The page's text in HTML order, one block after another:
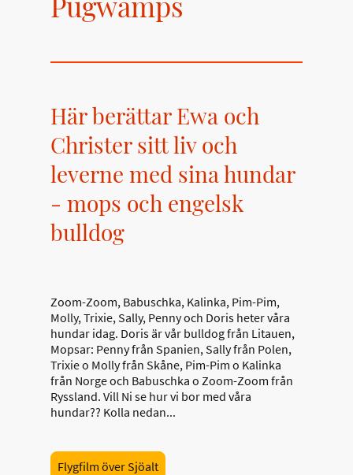
Här berättar Ewa och
Christer sitt liv och
leverne med sina hundar
- mops och engelsk
bulldog
Zoom-Zoom, Babuschka, Kalinka, Pim-Pim,
Molly, Trixie, Sally, Penny och Doris heter våra
hundar idag. Doris är vår bulldog från Litauen,
Mopsar: Penny från Spanien, Sally från Polen,
Trixie o Molly från Skåne, Pim-Pim o Kalinka
från Norge och Babuschka o Zoom-Zoom från
Ryssland. Vill Ni se hur vi bor med våra
hundar?? Kolla nedan...
Flygfilm över Sjöalt